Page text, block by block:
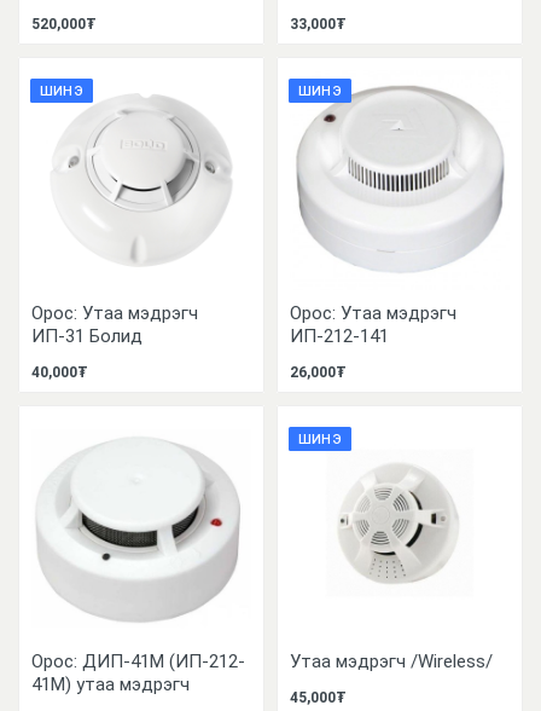
520,000₮ 33,000₮
ШИНЭ
Орос: Утаа мэдрэгч
ИП-31 Болид
40,000₮
ШИНЭ
Орос: Утаа мэдрэгч
ИП-212-141
26,000₮
Орос: ДИП-41М (ИП-212-
41М) утаа мэдрэгч
ШИНЭ
Утаа мэдрэгч /Wireless/
45,000₮